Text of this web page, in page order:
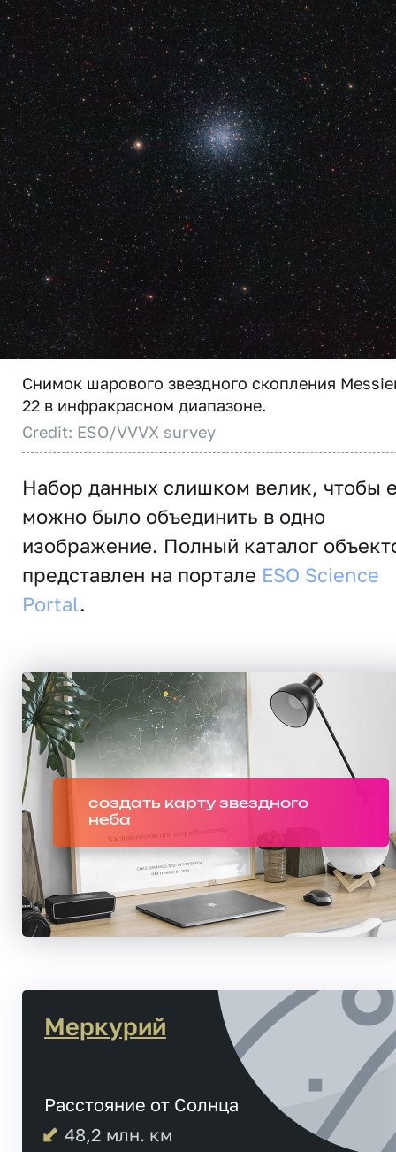
Снимок шарового звездного скопления
22 в инфракрасном диапазоне.
Credit: ESO/VVVX survey
Набор данных слишком велик, чтобы
можно было объединить в одно
изображение. Полный каталог
представлен на портале ESO Science
Portal.
создать карту звездного
неба
Меркурий
Расстояние от Солнца
48,2 млн. км